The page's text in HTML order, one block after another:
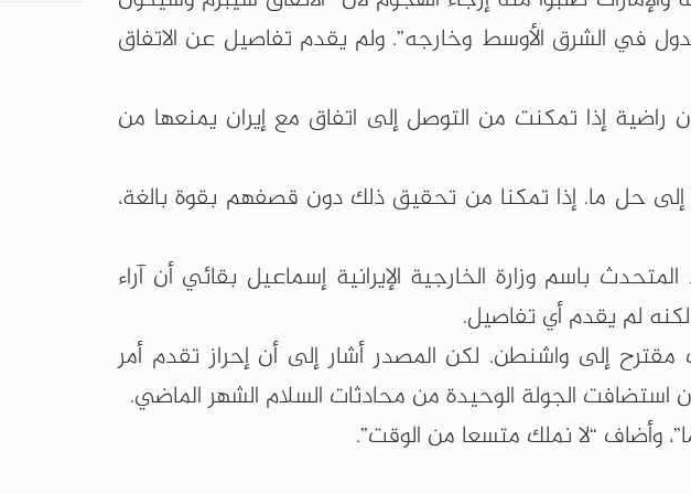
الدول في الشرق الأوسط وخارجه”. ولم يقدم تفاصيل عن الاتفاق
راضية إذا تمكنت من التوصل إلى اتفاق مع إيران يمنعها من
حل ما. إذا تمكنا من تحقيق ذلك دون قصفهم بقوة بالغة،
باسم وزارة الخارجية الإيرانية إسماعيل بقائي أن آراء
لم يقدم أي تفاصيل.
إلى واشنطن. لكن المصدر أشار إلى أن إحراز تقدم أمر
الجولة الوحيدة من محادثات السلام الشهر الماضي.
وأضاف “لا نملك متسعا من الوقت”.